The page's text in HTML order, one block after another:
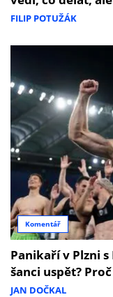
FILIP POTUŽÁK
Komentář
Panikaří v Plzni
šanci uspět?
JAN DOČKAL